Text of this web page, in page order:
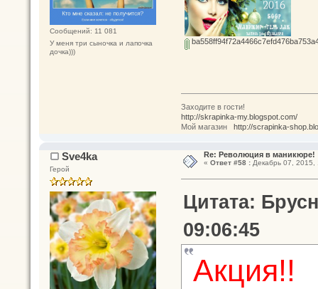
Сообщений: 11 081
У меня три сыночка и лапочка
дочка)))
Заходите в гости!
http://skrapinka-my.blogspot.com/
Мой магазин http://scrapinka-
Sve4ka
Герой
Re: Революция в маникюре!
« Ответ #58 :Декабрь 07, 2015,
Цитата:
09:06:45
Акция!!